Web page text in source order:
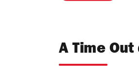
A Time Out